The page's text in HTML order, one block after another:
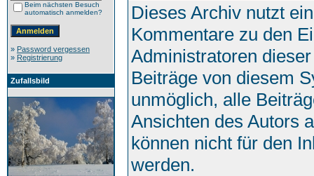
Beim nächsten Besuch
automatisch anmelden?
» Password vergessen
» Registrierung
Zufallsbild
Dieses Archiv nutzt
Kommentare zu den
Administratoren
Beiträge von diesem
unmöglich, alle
Ansichten des Autors
können nicht für den
werden.